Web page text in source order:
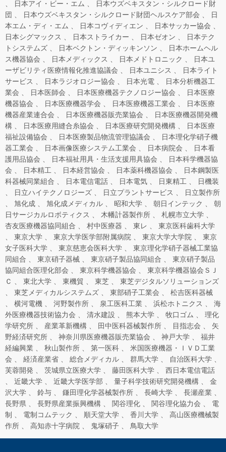
日本アイ・ビー・エム
日本ウズベキスタン・シルクロード財
団
日本ウズベキスタン・シルクロード財団ヘルスケア部会
日
本エム・ディ・エム
日本コヴィディエン
日本サッカー協会
日本シグマックス
日本ストライカー 日本ゼオン
日本テク
トシステムズ
日本ベクトン・ディッキンソン
日本ホームヘル
ス機器協会
日本メディックス 日本メドトロニック
日本ユ
ーザビリティ医療情報化推進協議会
日本ユニシス
日本ライト
サービス
日本ラジオロジー協会 日本光電
日本分析機器工
業会
日本医師会 日本医療機器テクノロジー協会
日本医療
機器協会
日本医療機器学会 日本医療機器工業会
日本医療
機器産業連合会
日本医療機器販売業協会
日本医療機器開発機
構
日本医療用縫合糸協会 日本医療研究開発機構
日本医療
福祉設備協会
日本医療製品物流管理協議会
日本理化学硝子機
器工業会
日本画像医療システム工業会 日本病院会
日本看
護用品協会
日本福祉用具・生活支援用具協会
日本科学機器協
会
日本精工 日本経営協会 日本薬科機器協会
日本鋼製医
科器械同業組合
日本電信電話 日本電気 日東精工
日機装
日立ハイテクノロジーズ
日立プラントサービス
日立製作所
旭化成
旭化成メディカル 昭和大学 朝日インテック
朝
日サージカルロボティクス
木幡計器製作所
札幌市立大学
杏友医療機器協同組合
村中医療器 東レ
東京医科歯科大学
東京大学
東京大学医学部附属病院 東京大学大学院
東京
女子医科大学
東京慈恵会医科大学
東京理化学硝子器械工業協
同組合
東京硝子器械 東京硝子製品協同組合
東京硝子製品
協同組合医理化部会
東京科学機器協会
東京科学機器協会ＳＪ
Ｃ
東北大学 東機貿 東芝
東芝デジタルソリューションズ
東芝メディカルシステムズ
東部硝子工業会
松吉医科器械
横河電機
河野製作所 泉工医科工業 浜松ホトニクス
海
外医療機器技術協力会
清水建設 熊本大学 牧口ゴム
理化
学研究所
産業革新機構 田中医科器械製作所 目指志会
矢
野経済研究所
神奈川県医療機器販売業協会 神戸大学
福井
経編興業
秋山製作所 第一医科
米国医療機器・ＩＶＤ工業
会
経済産業省 総合メディカル 群馬大学
自治医科大学
芙蓉開発
茨城県立医療大学 藤田医科大学
西日本電信電話
近畿大学
近畿大学医学部 量子科学技術研究開発機構
金
沢大学
鈴与 鎌田理化学器械製作所 長崎大学
長瀬産業
長野県
長野県産業振興機構 関谷理化 関谷理化協力会
電
制
電制コムテック 順天堂大学 香川大学
高山医療機械製
作所
高知赤十字病院 鬼塚硝子 鳥取大学